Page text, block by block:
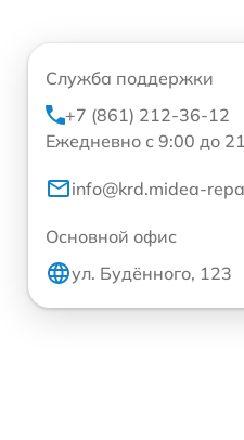
Служба поддержки
+7 (861) 212-36-12
Ежедневно с 9:00 до
info@krd.midea-
Основной офис
ул. Будённого, 123